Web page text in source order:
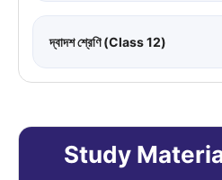
দ্বাদশ শ্রেণি (Class 12)
Study